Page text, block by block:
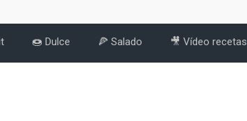
🍩 Dulce 🍕 Salado 🎥 Vídeo recetas